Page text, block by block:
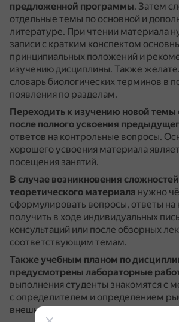
предложенной программы. Затем
отдельные темы по основной и
литературе. При чтении материала
записи с кратким конспектом
принципиальных положений и
изучению дисциплины. Также
словарь биологических терминов в
появления по разделам.
Переходить к изучению новой темы
после полного усвоения
ответов на контрольные вопросы.
хорошего усвоения материала
посещения занятий.
В случае возникновения
теоретического материала нужно
сформулировать вопросы, ответы
получить в ходе индивидуальных
консультаций или после обзорных
соответствующим темам.
Также учебным планом по
предусмотрены лабораторные
выполнения студенты знакомятся с
с определителем и определением
внешнее и внутреннее строение.